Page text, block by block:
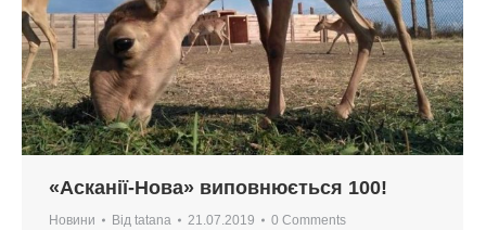
«Асканії-Нова» виповнюється 100!
Новини Від tatana 21.07.2019 0 Comments